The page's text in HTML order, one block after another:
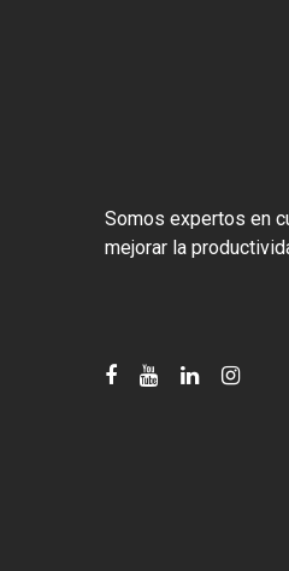
Somos expertos en
mejorar la